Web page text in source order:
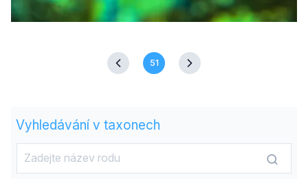
51
Vyhledávání v taxonech